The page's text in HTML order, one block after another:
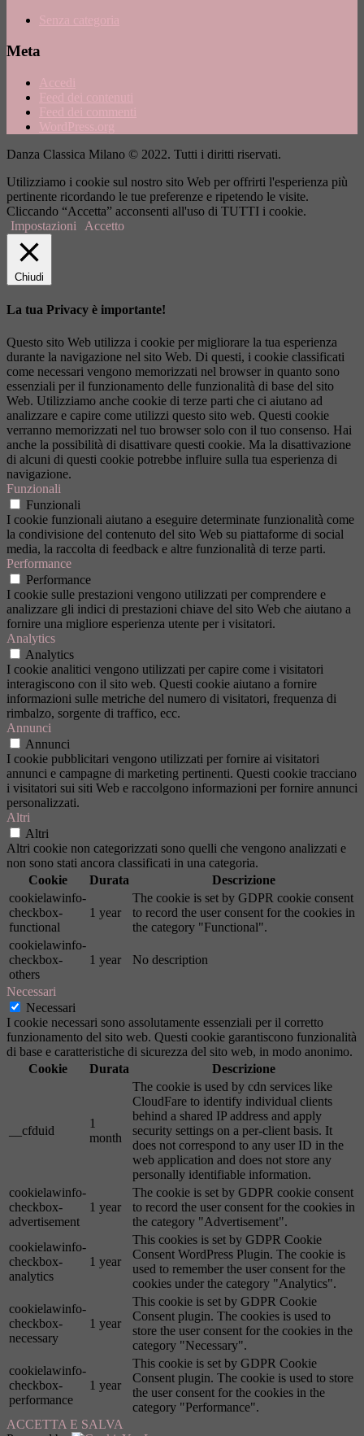
Senza categoria
Meta
Accedi
Feed dei contenuti
Feed dei commenti
WordPress.org
Danza Classica Milano © 2022. Tutti i diritti riservati.
Utilizziamo i cookie sul nostro sito Web per offrirti l'esperienza più
pertinente ricordando le tue preferenze e ripetendo le visite.
Cliccando “Accetta” acconsenti all'uso di TUTTI i cookie.
Impostazioni
Accetto
Chiudi
La tua Privacy è importante!
Questo sito Web utilizza i cookie per migliorare la tua esperienza
durante la navigazione nel sito Web. Di questi, i cookie classificati
come necessari vengono memorizzati nel browser in quanto sono
essenziali per il funzionamento delle funzionalità di base del sito
Web. Utilizziamo anche cookie di terze parti che ci aiutano ad
analizzare e capire come utilizzi questo sito web. Questi cookie
verranno memorizzati nel tuo browser solo con il tuo consenso. Hai
anche la possibilità di disattivare questi cookie. Ma la disattivazione
di alcuni di questi cookie potrebbe influire sulla tua esperienza di
navigazione.
Funzionali
Funzionali
I cookie funzionali aiutano a eseguire determinate funzionalità come
la condivisione del contenuto del sito Web su piattaforme di social
media, la raccolta di feedback e altre funzionalità di terze parti.
Performance
Performance
I cookie sulle prestazioni vengono utilizzati per comprendere e
analizzare gli indici di prestazioni chiave del sito Web che aiutano a
fornire una migliore esperienza utente per i visitatori.
Analytics
Analytics
I cookie analitici vengono utilizzati per capire come i visitatori
interagiscono con il sito web. Questi cookie aiutano a fornire
informazioni sulle metriche del numero di visitatori, frequenza di
rimbalzo, sorgente di traffico, ecc.
Annunci
Annunci
I cookie pubblicitari vengono utilizzati per fornire ai visitatori
annunci e campagne di marketing pertinenti. Questi cookie tracciano
i visitatori sui siti Web e raccolgono informazioni per fornire annunci
personalizzati.
Altri
Altri
Altri cookie non categorizzati sono quelli che vengono analizzati e
non sono stati ancora classificati in una categoria.
Cookie
Durata
Descrizione
cookielawinfo-
checkbox-
functional
1 year
The cookie is set by GDPR cookie consent
to record the user consent for the cookies in
the category "Functional".
cookielawinfo-
checkbox-
others
1 year No description
Necessari
Necessari
I cookie necessari sono assolutamente essenziali per il corretto
funzionamento del sito web. Questi cookie garantiscono funzionalità
di base e caratteristiche di sicurezza del sito web, in modo anonimo.
Cookie
Durata Descrizione
__cfduid
1
month
The cookie is used by cdn services like
CloudFare to identify individual clients
behind a shared IP address and apply
security settings on a per-client basis. It
does not correspond to any user ID in the
web application and does not store any
personally identifiable information.
cookielawinfo-
checkbox-
advertisement
1 year
The cookie is set by GDPR cookie consent
to record the user consent for the cookies in
the category "Advertisement".
cookielawinfo-
checkbox-
analytics
1 year
This cookies is set by GDPR Cookie
Consent WordPress Plugin. The cookie is
used to remember the user consent for the
cookies under the category "Analytics".
cookielawinfo-
checkbox-
necessary
1 year
This cookie is set by GDPR Cookie
Consent plugin. The cookies is used to
store the user consent for the cookies in the
category "Necessary".
cookielawinfo-
checkbox-
performance
1 year
This cookie is set by GDPR Cookie
Consent plugin. The cookie is used to store
the user consent for the cookies in the
category "Performance".
ACCETTA E SALVA